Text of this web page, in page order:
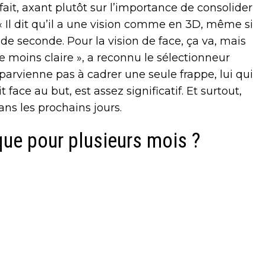
axant plutôt sur l’importance de consolider
dit qu’il a une vision comme en 3D, même si
seconde. Pour la vision de face, ça va, mais
moins claire », a reconnu le sélectionneur
pas à cadrer une seule frappe, lui qui
face au but, est assez significatif. Et surtout,
les prochains jours.
pour plusieurs mois ?